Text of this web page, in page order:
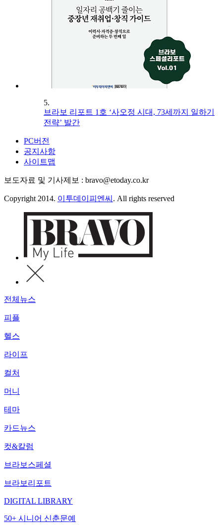
5.
브라보 리포트 1호 ‘사오정 시대, 73세까지 일하기
전략’ 발간
PC버전
공지사항
사이트맵
보도자료 및 기사제보 : bravo@etoday.co.kr
Copyright 2014. 이투데이피엔씨 . All rights reserved
전체뉴스
피플
헬스
라이프
컬처
머니
테마
카드뉴스
컷&칼럼
브라보스페셜
브라보리포트
DIGITAL LIBRARY
50+ 시니어 신춘문예